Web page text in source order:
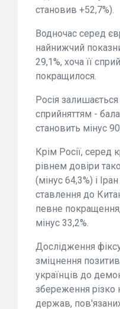
становив +52,7%).
Водночас серед
найнижчий
29,1%, хоча її
покращилося.
Росія
сприйняттям -
становить мінус
Крім Росії, серед
рівнем довіри
(мінус 64,3%) і
ставлення до
певне
мінус 33,2%.
Дослідження
зміцнення
українців до
збереження різко
держав,